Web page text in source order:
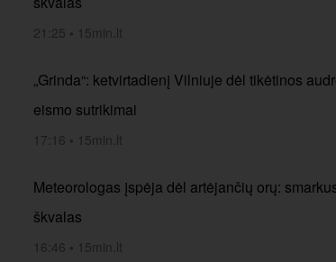
21:25 • 15min.lt
„Grinda“: ketvirtadienį Vilniuje dėl tikėtinos
eismo sutrikimai
17:16 • 15min.lt
Meteorologas įspėja dėl artėjančių orų:
škvalas
16:46 • 15min.lt